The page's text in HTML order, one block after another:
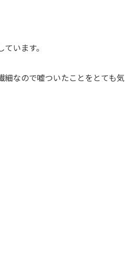
います。
なので嘘ついたことをとても